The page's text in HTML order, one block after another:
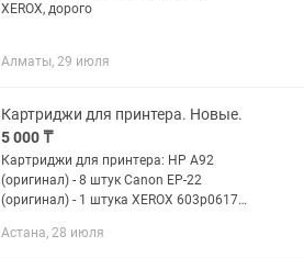
XEROX, дорого
Алматы, 29 июля
Картриджи для принтера. Новые.
5 000 ₸
Картриджи для принтера: HP A92
(оригинал) - 8 штук Canon EP-22
(оригинал) - 1 штука XEROX 603p06174
СРАЗУ". Цена за все: 5000 тг
Астана, 28 июля